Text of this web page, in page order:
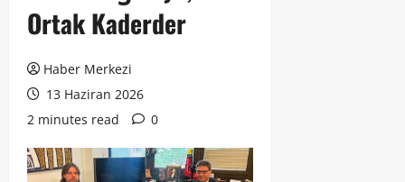
Ortak Kaderder
Haber Merkezi
13 Haziran 2026
2 minutes read
0